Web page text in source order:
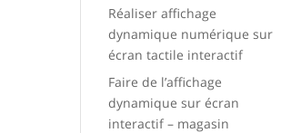
Réaliser affichage
dynamique numérique sur
écran tactile interactif
Faire de l’affichage
dynamique sur écran
interactif – magasin